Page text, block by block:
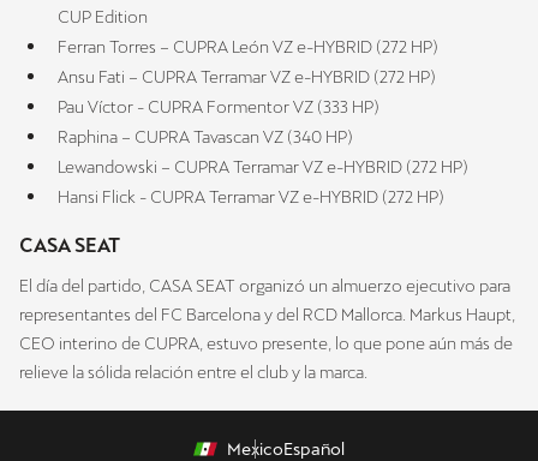
CUP Edition
Ferran Torres – CUPRA León VZ e-HYBRID (272 HP)
Ansu Fati – CUPRA Terramar VZ e-HYBRID (272 HP)
Pau Víctor - CUPRA Formentor VZ (333 HP)
Raphina – CUPRA Tavascan VZ (340 HP)
Lewandowski – CUPRA Terramar VZ e-HYBRID (272 HP)
Hansi Flick - CUPRA Terramar VZ e-HYBRID (272 HP)
CASA SEAT
El día del partido, CASA SEAT organizó un almuerzo ejecutivo para
representantes del FC Barcelona y del RCD Mallorca. Markus Haupt,
CEO interino de CUPRA, estuvo presente, lo que pone aún más de
relieve la sólida relación entre el club y la marca.
MexicoEspañol